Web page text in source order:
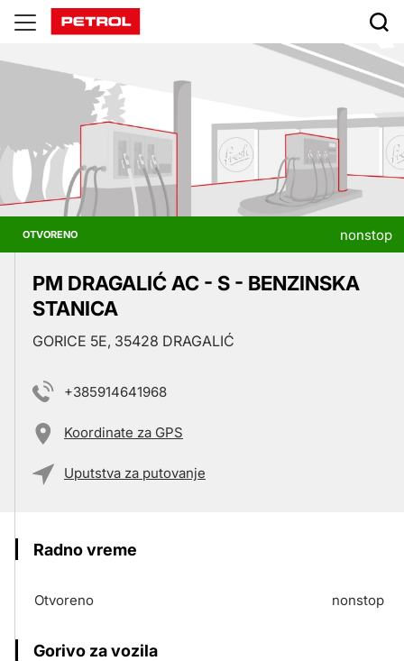
Prodajna
mesta
OTVORENO nonstop
PM DRAGALIĆ AC - S - BENZINSKA
STANICA
GORICE 5E, 35428 DRAGALIĆ
+385914641968
Koordinate za GPS
Uputstva za putovanje
Radno vreme
Otvoreno nonstop
Gorivo za vozila